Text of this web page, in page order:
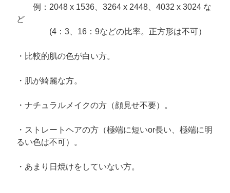
​ 例：2048 x 1536、3264 x 2448、4032 x 3024 な
ど
​ (4：3、16：9などの比率。正方形は不可）
・比較的肌の色が白い方。
​・肌が綺麗な方。
​・ナチュラルメイクの方（顔見せ不要）。
​・ストレートヘアの方（極端に短いor長い、極端に明
るい色は不可）。
​​・あまり日焼けをしていない方。